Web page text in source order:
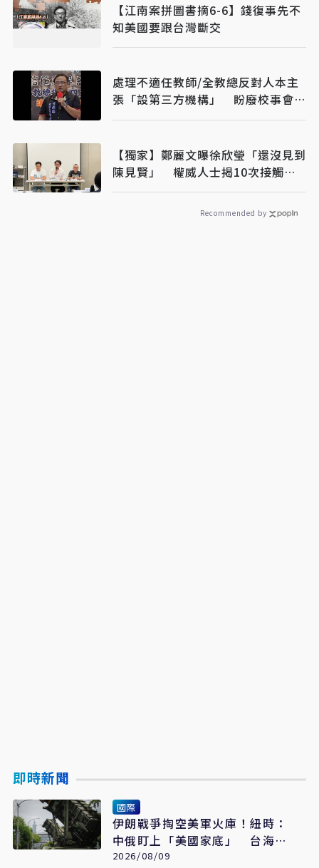
【江南案拼圖書摘6-6】錢復事先不
知美國要跟台灣斷交
處理不適任教師/全教總反對人本主
張「設第三方機構」 盼廢校事會
議、案件分流
【獨家】鄭麗文曝徐欣瑩「還沒見到
陳見賢」 權威人士揭10次接觸未
果：整合最後一哩路
Recommended by
即時新聞
國際
伊朗戰爭掏空美軍火庫！紐時：
中俄盯上「美國家底」 台海戰
力恐成最大受害者
2026/08/09